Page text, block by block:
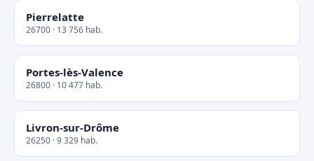
Pierrelatte
26700 · 13 756 hab.
Portes-lès-Valence
26800 · 10 477 hab.
Livron-sur-Drôme
26250 · 9 329 hab.